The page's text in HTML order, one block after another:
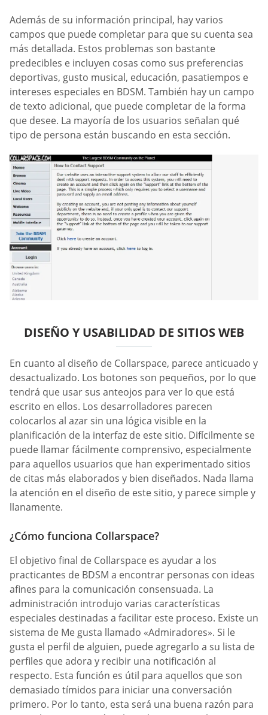
Además de su información principal, hay varios
campos que puede completar para que su cuenta sea
más detallada. Estos problemas son bastante
predecibles e incluyen cosas como sus preferencias
deportivas, gusto musical, educación, pasatiempos e
intereses especiales en BDSM. También hay un campo
de texto adicional, que puede completar de la forma
que desee. La mayoría de los usuarios señalan qué
tipo de persona están buscando en esta sección.
DISEÑO Y USABILIDAD DE SITIOS WEB
En cuanto al diseño de Collarspace, parece anticuado y
desactualizado. Los botones son pequeños, por lo que
tendrá que usar sus anteojos para ver lo que está
escrito en ellos. Los desarrolladores parecen
colocarlos al azar sin una lógica visible en la
planificación de la interfaz de este sitio. Difícilmente se
puede llamar fácilmente comprensivo, especialmente
para aquellos usuarios que han experimentado sitios
de citas más elaborados y bien diseñados. Nada llama
la atención en el diseño de este sitio, y parece simple y
llanamente.
¿Cómo funciona Collarspace?
El objetivo final de Collarspace es ayudar a los
practicantes de BDSM a encontrar personas con ideas
afines para la comunicación consensuada. La
administración introdujo varias características
especiales destinadas a facilitar este proceso. Existe un
sistema de Me gusta llamado «Admiradores». Si le
gusta el perfil de alguien, puede agregarlo a su lista de
perfiles que adora y recibir una notificación al
respecto. Esta función es útil para aquellos que son
demasiado tímidos para iniciar una conversación
primero. Por lo tanto, esta será una buena razón para